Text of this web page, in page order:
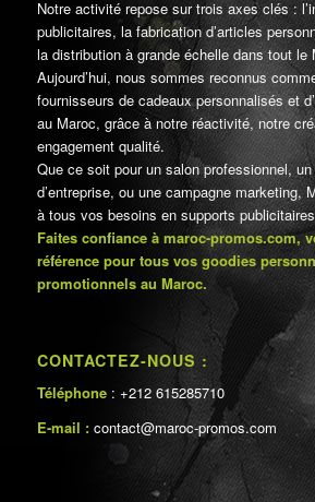
Notre activité repose sur trois axes clés :
publicitaires, la fabrication d’articles
la distribution à grande échelle dans tout le
Aujourd’hui, nous sommes reconnus
fournisseurs de cadeaux personnalisés et
au Maroc, grâce à notre réactivité, notre
engagement qualité.
Que ce soit pour un salon professionnel,
d’entreprise, ou une campagne marketing,
à tous vos besoins en supports
Faites confiance à maroc-promos.com,
référence pour tous vos goodies
promotionnels au Maroc.
CONTACTEZ-NOUS :
Téléphone : +212 615285710
E-mail : contact@maroc-promos.com